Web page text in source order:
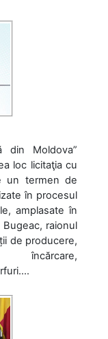
din Moldova”
loc licitaţia cu
un termen de
în procesul
amplasate în
raionul
de producere,